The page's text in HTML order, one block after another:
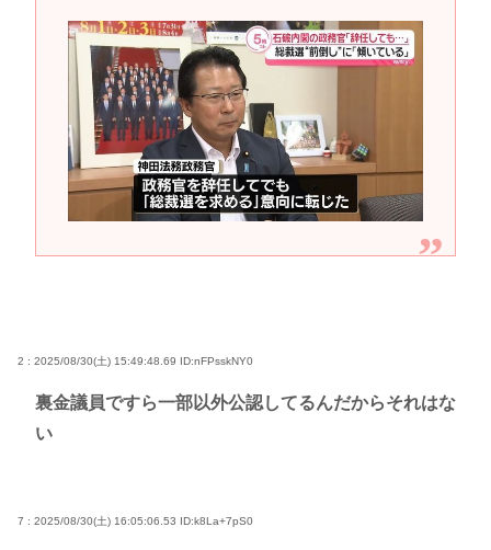
2 : 2025/08/30(土) 15:49:48.69 ID:nFPsskNY0
裏金議員ですら一部以外公認してるんだからそれはな
い
7 : 2025/08/30(土) 16:05:06.53 ID:k8La+7pS0